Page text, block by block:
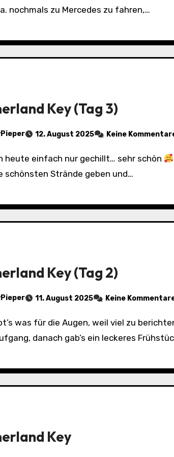
nochmals zu Mercedes zu fahren,…
Key (Tag 3)
12. August 2025 Keine
heute einfach nur gechillt… sehr schön
schönsten Strände geben und…
Key (Tag 2)
11. August 2025 Keine
danach gab’s ein leckeres
Key